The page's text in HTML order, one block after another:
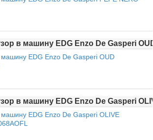
EDG Enzo De Gasperi OUD
EDG Enzo De Gasperi OLIVE